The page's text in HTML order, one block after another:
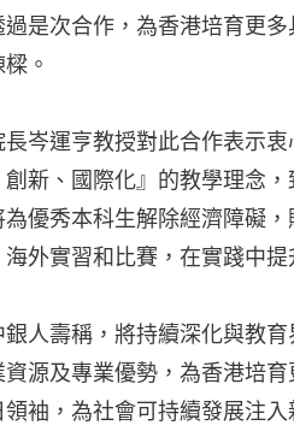
是次合作，為香港培育更
。
岑運亨教授對此合作表示
新、國際化』的教學理念
為優秀本科生解除經濟障礙
外實習和比賽，在實踐中提
人壽稱，將持續深化與教
資源及專業優勢，為香港培
袖，為社會可持續發展注入